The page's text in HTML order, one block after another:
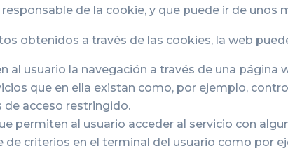
de la cookie, y que puede ir de unos
obtenidos a través de las cookies, la web
al usuario la navegación a través de una página
que en ella existan como, por ejemplo,
de acceso restringido.
permiten al usuario acceder al servicio con
de criterios en el terminal del usuario como por